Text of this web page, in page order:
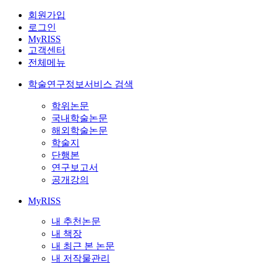
회원가입
로그인
MyRISS
고객센터
전체메뉴
학술연구정보서비스 검색
학위논문
국내학술논문
해외학술논문
학술지
단행본
연구보고서
공개강의
MyRISS
내 추천논문
내 책장
내 최근 본 논문
내 저작물관리